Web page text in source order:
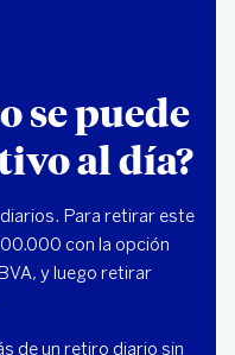
se puede
al día?
Para retirar este
con la opción
y luego retirar
de un retiro diario sin